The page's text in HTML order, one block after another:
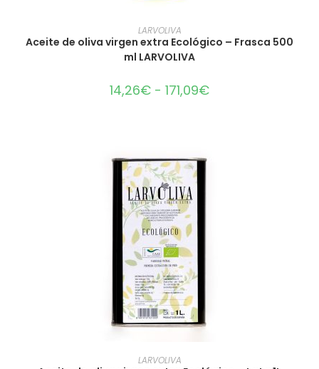
SELECCIONAR OPCIONES
LARVOLIVA
Aceite de oliva virgen extra Ecológico – Frasca 500
ml LARVOLIVA
14,26€ - 171,09€
SELECCIONAR OPCIONES
LARVOLIVA